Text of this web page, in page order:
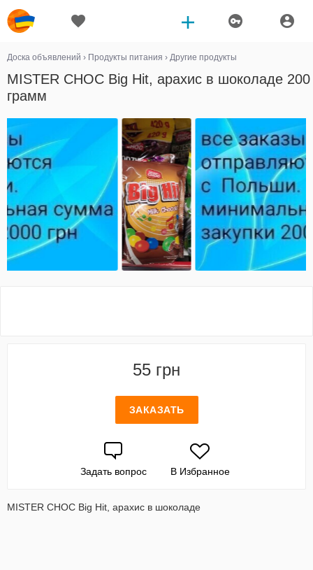
Доска объявлений › Продукты питания › Другие продукты
MISTER CHOC Big Hit, арахис в шоколаде 200
грамм
55 грн
ЗАКАЗАТЬ
Задать вопрос В Избранное
MISTER CHOC Big Hit, арахис в шоколаде